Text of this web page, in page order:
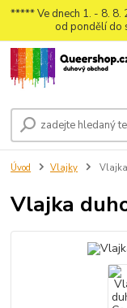
***** Ve dnech 1. - 8. 8.
od pondělí do
Úvod Vlajky
Vlajka